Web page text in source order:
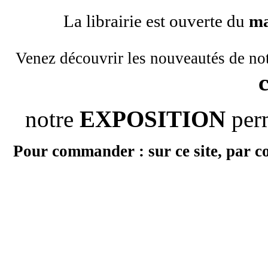
La librairie est ouverte du
Venez découvrir les nouveautés de
notre EXPOSITION
Pour commander : sur ce site, par